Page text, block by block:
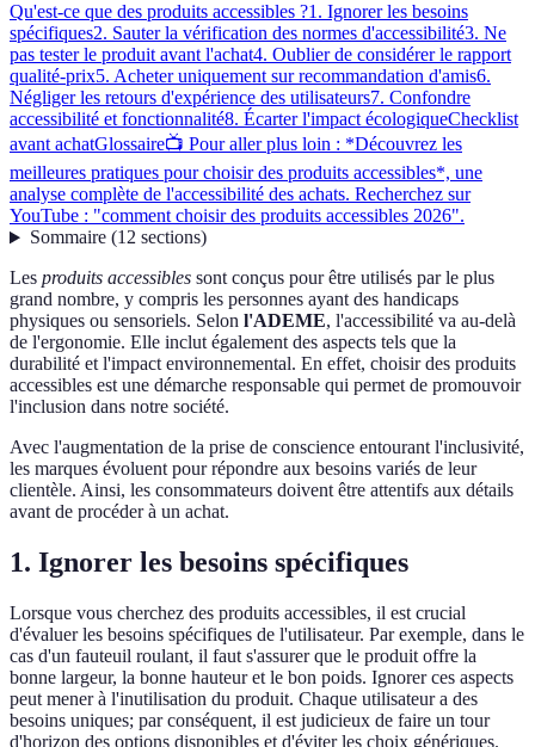
Qu'est-ce que des produits accessibles ?1. Ignorer les besoins
spécifiques2. Sauter la vérification des normes d'accessibilité3. Ne
pas tester le produit avant l'achat4. Oublier de considérer le rapport
qualité-prix5. Acheter uniquement sur recommandation d'amis6.
Négliger les retours d'expérience des utilisateurs7. Confondre
accessibilité et fonctionnalité8. Écarter l'impact écologiqueChecklist
avant achatGlossaire📺 Pour aller plus loin : *Découvrez les
meilleures pratiques pour choisir des produits accessibles*, une
analyse complète de l'accessibilité des achats. Recherchez sur
YouTube : "comment choisir des produits accessibles 2026".
Sommaire(12 sections)
Les produits accessibles sont conçus pour être utilisés par le plus
grand nombre, y compris les personnes ayant des handicaps
physiques ou sensoriels. Selon l'ADEME, l'accessibilité va au-delà
de l'ergonomie. Elle inclut également des aspects tels que la
durabilité et l'impact environnemental. En effet, choisir des produits
accessibles est une démarche responsable qui permet de promouvoir
l'inclusion dans notre société.
Avec l'augmentation de la prise de conscience entourant l'inclusivité,
les marques évoluent pour répondre aux besoins variés de leur
clientèle. Ainsi, les consommateurs doivent être attentifs aux détails
avant de procéder à un achat.
1. Ignorer les besoins spécifiques
Lorsque vous cherchez des produits accessibles, il est crucial
d'évaluer les besoins spécifiques de l'utilisateur. Par exemple, dans le
cas d'un fauteuil roulant, il faut s'assurer que le produit offre la
bonne largeur, la bonne hauteur et le bon poids. Ignorer ces aspects
peut mener à l'inutilisation du produit. Chaque utilisateur a des
besoins uniques; par conséquent, il est judicieux de faire un tour
d'horizon des options disponibles et d'éviter les choix génériques.